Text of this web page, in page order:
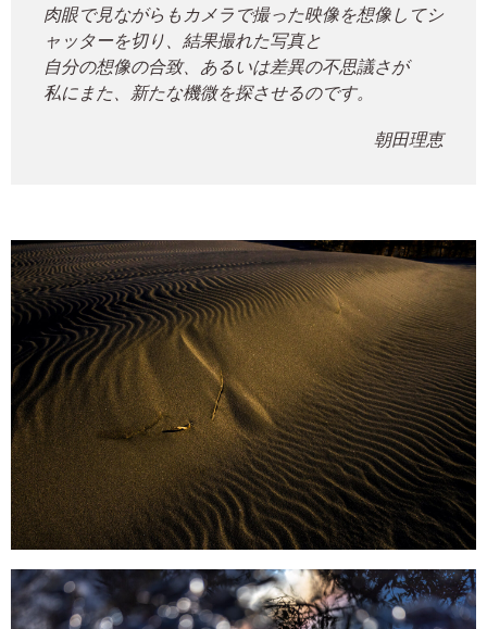
肉眼で見ながらもカメラで撮った映像を想像してシ
ャッターを切り、結果撮れた写真と
自分の想像の合致、あるいは差異の不思議さが
私にまた、新たな機微を探させるのです。
朝田理恵